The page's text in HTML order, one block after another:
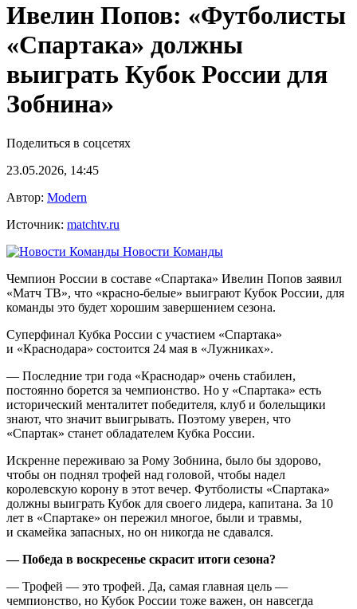
Ивелин Попов: «Футболисты
«Спартака» должны
выиграть Кубок России для
Зобнина»
Поделиться в соцсетях
23.05.2026, 14:45
Автор: Modern
Источник: matchtv.ru
Новости Команды
Чемпион России в составе «Спартака» Ивелин Попов заявил
«Матч ТВ», что «красно‑белые» выиграют Кубок России, для
команды это будет хорошим завершением сезона.
Суперфинал Кубка России с участием «Спартака»
и «Краснодара» состоится 24 мая в «Лужниках».
— Последние три года «Краснодар» очень стабилен,
постоянно борется за чемпионство. Но у «Спартака» есть
исторический менталитет победителя, клуб и болельщики
знают, что значит выигрывать. Поэтому уверен, что
«Спартак» станет обладателем Кубка России.
Искренне переживаю за Рому Зобнина, было бы здорово,
чтобы он поднял трофей над головой, чтобы надел
королевскую корону в этот вечер. Футболисты «Спартака»
должны выиграть Кубок для своего лидера, капитана. За 10
лет в «Спартаке» он пережил многое, были и травмы,
и скамейка запасных, но он никогда не сдавался.
— Победа в воскресенье скрасит итоги сезона?
— Трофей — это трофей. Да, самая главная цель —
чемпионство, но Кубок России тоже важен, он навсегда